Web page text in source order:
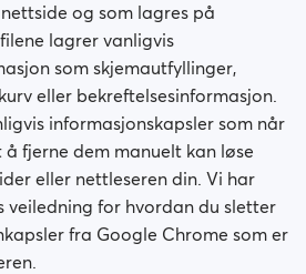
siden. Hva må jeg gjøre?
og informasjonskapsler?
brukernvan min?
Kort blir avvist
og som lagres på
lagrer vanligvis
som skjemautfyllinger,
eller bekreftelsesinformasjon.
informasjonskapsler som når
å fjerne dem manuelt kan løse
eller nettleseren din. Vi har
veiledning for hvordan du sletter
fra Google Chrome som er